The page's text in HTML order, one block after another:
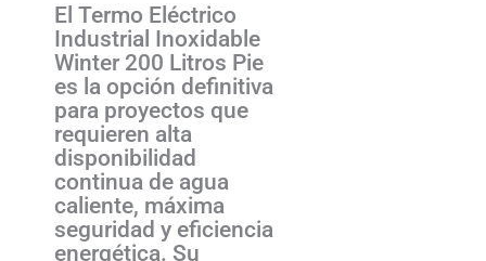
El Termo Eléctrico
Industrial Inoxidable
Winter 200 Litros Pie
es la opción definitiva
para proyectos que
requieren alta
disponibilidad
continua de agua
caliente, máxima
seguridad y eficiencia
energética. Su